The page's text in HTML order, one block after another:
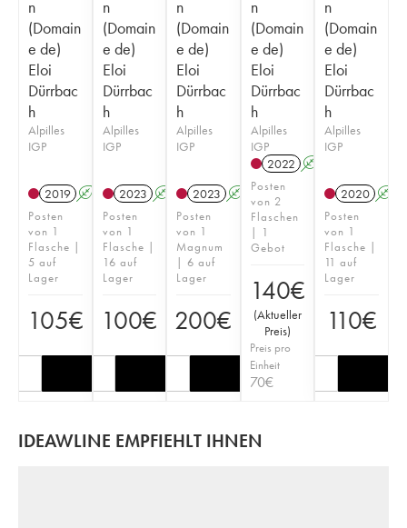
n
(Domain
e de)
Eloi
Dürrbac
h
Alpilles
IGP
2019 A
Posten
von 1
Flasche |
5 auf
Lager
105€
n
(Domain
e de)
Eloi
Dürrbac
h
Alpilles
IGP
2023 A
Posten
von 1
Flasche |
16 auf
Lager
100€
n
(Domain
e de)
Eloi
Dürrbac
h
Alpilles
IGP
2023 A
Posten
von 1
Magnum
| 6 auf
Lager
200€
n
(Domain
e de)
Eloi
Dürrbac
h
Alpilles
IGP
2022 A
Posten
von 2
Flaschen
| 1
Gebot
140€
(Aktueller
Preis)
Preis pro
Einheit
70€
n
(Domain
e de)
Eloi
Dürrbac
h
Alpilles
IGP
2020 A
Posten
von 1
Flasche |
11 auf
Lager
110€
IDEAWLINE EMPFIEHLT IHNEN